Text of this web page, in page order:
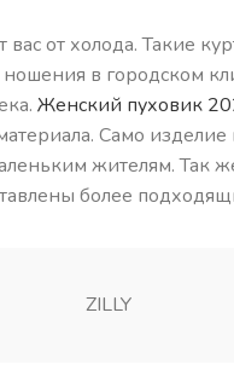
от холода. Такие
в городском
Женский пуховик
Само
жителям. Так
более
ZILLY